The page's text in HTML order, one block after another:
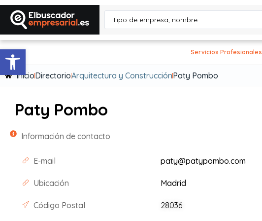
Abrir barra de herramientas Servicios Profesionales
InicioDirectorioArquitectura y ConstrucciónPaty Pombo
Paty Pombo
Información de contacto
E-mail paty@patypombo.com
Ubicación Madrid
Código Postal 28036